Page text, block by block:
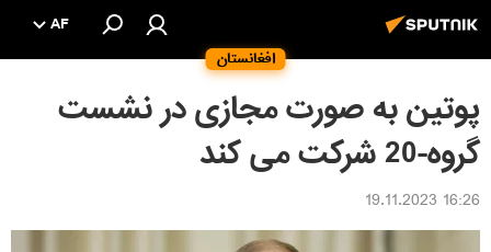
افغانستان
AF
پوتین به صورت مجازی در نشست
گروه-20 شرکت می کند
16:26 19.11.2023